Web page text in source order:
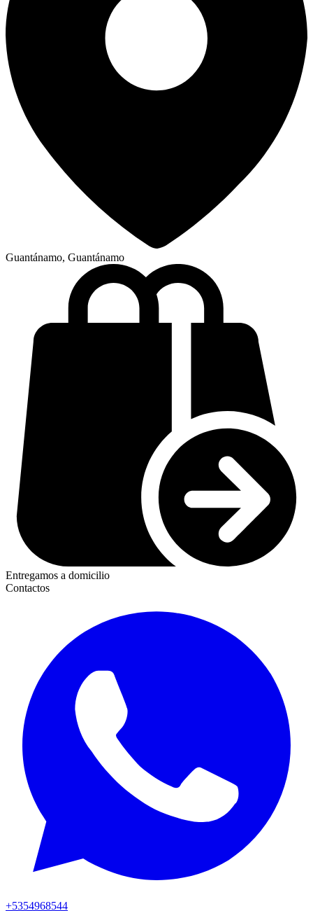
Guantánamo, Guantánamo
Entregamos a domicilio
Contactos
+5354968544